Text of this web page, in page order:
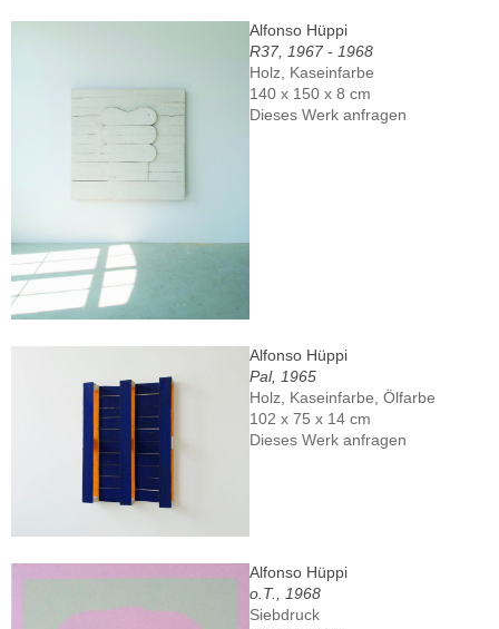
Alfonso Hüppi
R37, 1967 - 1968
Holz, Kaseinfarbe
140 x 150 x 8 cm
Dieses Werk anfragen
Alfonso Hüppi
Pal, 1965
Holz, Kaseinfarbe, Ölfarbe
102 x 75 x 14 cm
Dieses Werk anfragen
Alfonso Hüppi
o.T., 1968
Siebdruck